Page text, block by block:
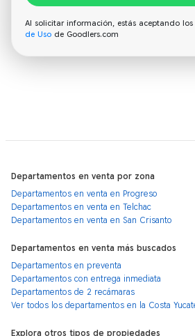
Al solicitar información, estás aceptando los
de Uso de Goodlers.com
Departamentos en venta por zona
Departamentos en venta en Progreso
Departamentos en venta en Telchac
Departamentos en venta en San Crisanto
Departamentos en venta más buscados
Departamentos en preventa
Departamentos con entrega inmediata
Departamentos de 2 recámaras
Ver todos los departamentos en la Costa
Explora otros tipos de propiedades